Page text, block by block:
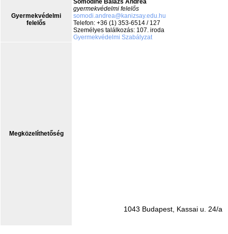
Gyermekvédelmi
felelős
Somodiné Balázs Andrea
gyermekvédelmi felelős
somodi.andrea@kanizsay.edu.hu
Telefon: +36 (1) 353-6514 / 127
Személyes találkozás: 107. iroda
Gyermekvédelmi Szabályzat
Megközelíthetőség
1043 Budapest, Kassai u. 24/a